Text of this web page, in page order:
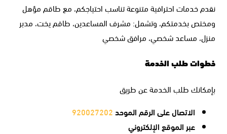
نقدم خدمات احترافية متنوعة تناسب احتياجكم، مع طاقم مؤهل
ومختص بخدمتكم، وتشمل: مشرف المساعدين، طاقم يخت، مدبر
منزل، مساعد شخصي، مرافق شخصي
خطوات طلب الخدمة
بإمكانك طلب الخدمة عن طريق
الاتصال على الرقم الموحد920027202
عبر الموقع الإلكتروني